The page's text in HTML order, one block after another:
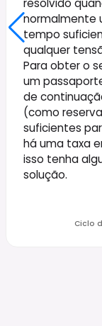
resolvido
normalmente
tempo
qualquer
Para obter o
um
de
(como
suficientes
há uma taxa
isso tenha
solução.
Ciclo